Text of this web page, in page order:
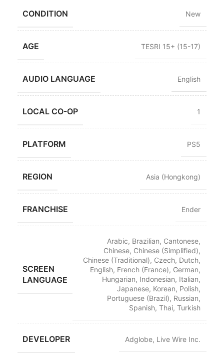
CONDITION New
AGE TESRI 15+ (15-17)
AUDIO LANGUAGE English
LOCAL CO-OP 1
PLATFORM PS5
REGION Asia (Hongkong)
FRANCHISE Ender
SCREEN
LANGUAGE
Arabic, Brazilian, Cantonese,
Chinese, Chinese (Simplified),
Chinese (Traditional), Czech, Dutch,
English, French (France), German,
Hungarian, Indonesian, Italian,
Japanese, Korean, Polish,
Portuguese (Brazil), Russian,
Spanish, Thai, Turkish
DEVELOPER Adglobe, Live Wire Inc.